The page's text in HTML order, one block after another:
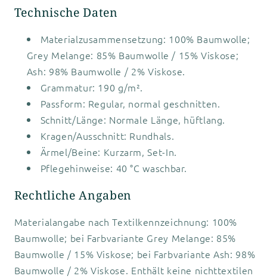
Technische Daten
Materialzusammensetzung: 100% Baumwolle;
Grey Melange: 85% Baumwolle / 15% Viskose;
Ash: 98% Baumwolle / 2% Viskose.
Grammatur: 190 g/m².
Passform: Regular, normal geschnitten.
Schnitt/Länge: Normale Länge, hüftlang.
Kragen/Ausschnitt: Rundhals.
Ärmel/Beine: Kurzarm, Set-In.
Pflegehinweise: 40 °C waschbar.
Rechtliche Angaben
Materialangabe nach Textilkennzeichnung: 100%
Baumwolle; bei Farbvariante Grey Melange: 85%
Baumwolle / 15% Viskose; bei Farbvariante Ash: 98%
Baumwolle / 2% Viskose. Enthält keine nichttextilen